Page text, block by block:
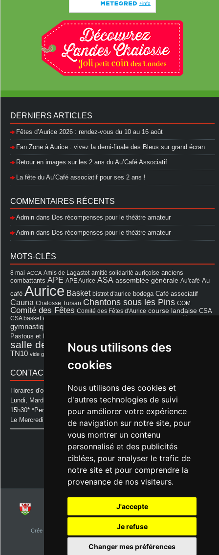
Nous utilisons des
cookies
Nous utilisons des cookies et
d'autres technologies de suivi
pour améliorer votre expérience
de navigation sur notre site, pour
vous montrer un contenu
personnalisé et des publicités
ciblées, pour analyser le trafic de
notre site et pour comprendre la
provenance de nos visiteurs.
J'accepte
Je refuse
Changer mes préférences
DERNIERS ARTICLES
Fêtes d’Aurice 2026 : rendez-vous du 10 au 16 août
Fan Zone à Aurice : vivez la demi-finale des Bleus sur grand écran
Retour en images sur les 2 ans du Au’Café Associatif
La fête du Au’Café associatif pour ses 2 ans !
COMMENTAIRES RÉCENTS
Admin dans Des récompenses pour le théâtre amateur
Admin dans Des récompenses pour le théâtre amateur
MOTS-CLÉS
8 mai ACCA Amis de Lagastet amitié solidarité auriçoise anciens
combattants APE APE Aurice ASA assemblée générale Au'café Au
café Aurice Basket bistrot d'aurice bodega Café associatif
Cauna Chalosse Tursan Chantons sous les Pins COM
Comité des Fêtes Comité des Fêtes d'Aurice course landaise CSA
CSA basket cérémonie
fêtes
gymnastique volontaire
Pastous et Pastourettes
salle des fêtes salle des fêtes d'aurice Souprosse
TN10 vide grenier Voeux école
CONTACT MAIRIE
Horaires d'ouverture de la Mairie:
Lundi, Mardi, Jeudi et Vendredi : de 08h00 à 11h30 et de 12h30 à
15h30* *Permanence téléphonique jusqu'à 17h00
Le Mercredi : de 08h00 à 11h00
Mairie d'Aurice
14 Avenue des Pastous
40500 Aurice
Tel : 05 58 76 06 50
Plus d'infos »
Crée par | Theme Designé et hébergé par : NetClic.fr
visiteurs depuis le 1er janvier 2015